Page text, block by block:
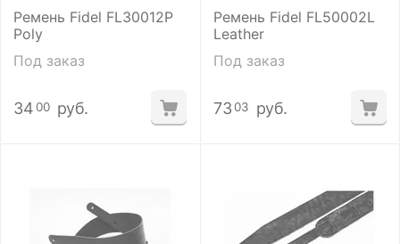
Ремень Fidel FL30012P
Poly
Под заказ
34 00 руб.
Ремень Fidel FL50002L
Leather
Под заказ
73 03 руб.